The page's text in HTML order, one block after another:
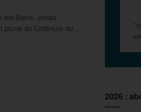
les-Bains, Jonas
jaune du Critérium du ...
2026 :